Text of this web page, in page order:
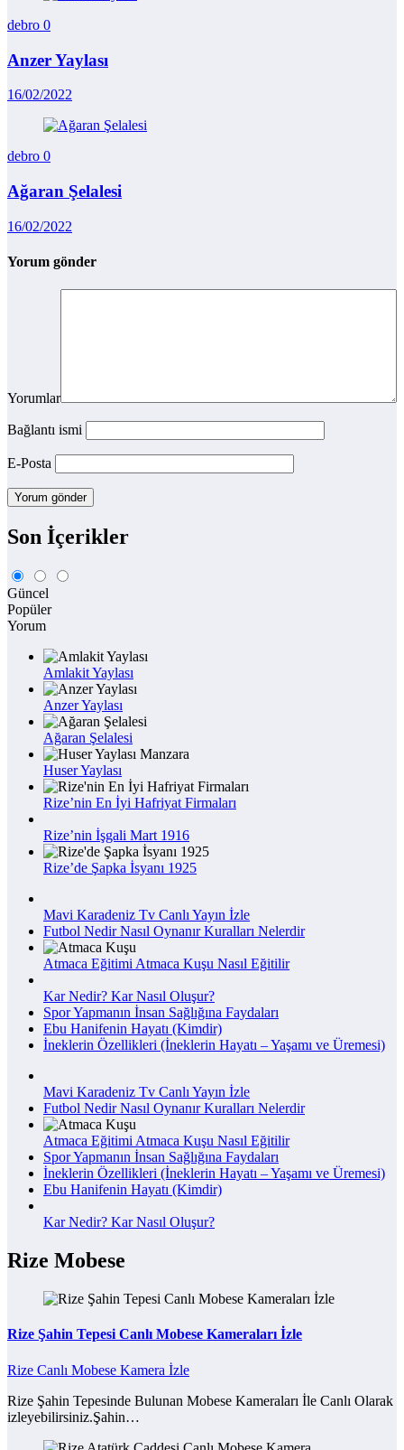
debro 0
Anzer Yaylası
16/02/2022
debro 0
Ağaran Şelalesi
16/02/2022
Yorum gönder
Yorumlar
Bağlantı ismi
E-Posta
Son İçerikler
Güncel
Popüler
Yorum
Amlakit Yaylası
Anzer Yaylası
Ağaran Şelalesi
Huser Yaylası
Rize’nin En İyi Hafriyat Firmaları
Rize’nin İşgali Mart 1916
Rize’de Şapka İsyanı 1925
Mavi Karadeniz Tv Canlı Yayın İzle
Futbol Nedir Nasıl Oynanır Kuralları Nelerdir
Atmaca Eğitimi Atmaca Kuşu Nasıl Eğitilir
Kar Nedir? Kar Nasıl Oluşur?
Spor Yapmanın İnsan Sağlığına Faydaları
Ebu Hanifenin Hayatı (Kimdir)
İneklerin Özellikleri (İneklerin Hayatı – Yaşamı ve Üremesi)
Mavi Karadeniz Tv Canlı Yayın İzle
Futbol Nedir Nasıl Oynanır Kuralları Nelerdir
Atmaca Eğitimi Atmaca Kuşu Nasıl Eğitilir
Spor Yapmanın İnsan Sağlığına Faydaları
İneklerin Özellikleri (İneklerin Hayatı – Yaşamı ve Üremesi)
Ebu Hanifenin Hayatı (Kimdir)
Kar Nedir? Kar Nasıl Oluşur?
Rize Mobese
Rize Şahin Tepesi Canlı Mobese Kameraları İzle
Rize Canlı Mobese Kamera İzle
Rize Şahin Tepesinde Bulunan Mobese Kameraları İle Canlı Olarak
izleyebilirsiniz.Şahin…